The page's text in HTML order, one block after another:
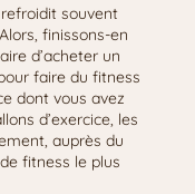
souvent
finissons-en
d’acheter un
faire du fitness
dont vous avez
d’exercice, les
auprès du
fitness le plus